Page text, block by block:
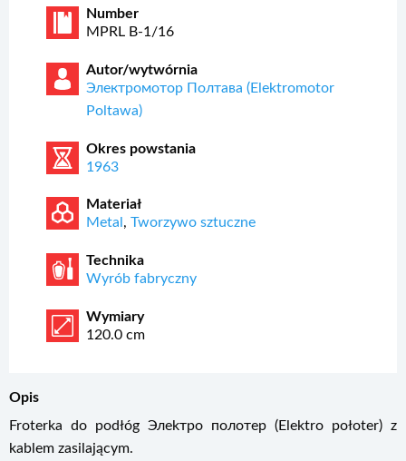
Number
MPRL B-1/16
Autor/wytwórnia
Электромотор Полтава (Elektromotor
Poltawa)
Okres powstania
1963
Materiał
Metal , Tworzywo sztuczne
Technika
Wyrób fabryczny
Wymiary
120.0 cm
Opis
Froterka do podłóg Элekтpo полотер (Elektro połoter) z
kablem zasilającym.